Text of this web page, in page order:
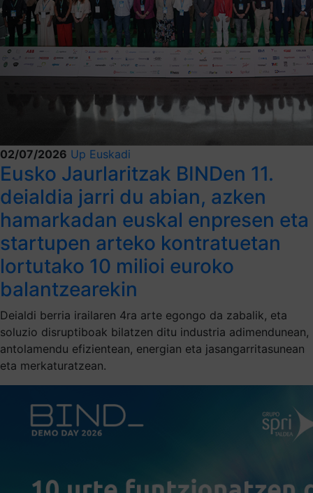
02/07/2026 Up Euskadi
Eusko Jaurlaritzak BINDen 11.
deialdia jarri du abian, azken
hamarkadan euskal enpresen eta
startupen arteko kontratuetan
lortutako 10 milioi euroko
balantzearekin
Deialdi berria irailaren 4ra arte egongo da zabalik, eta
soluzio disruptiboak bilatzen ditu industria adimendunean,
antolamendu efizientean, energian eta jasangarritasunean
eta merkaturatzean.